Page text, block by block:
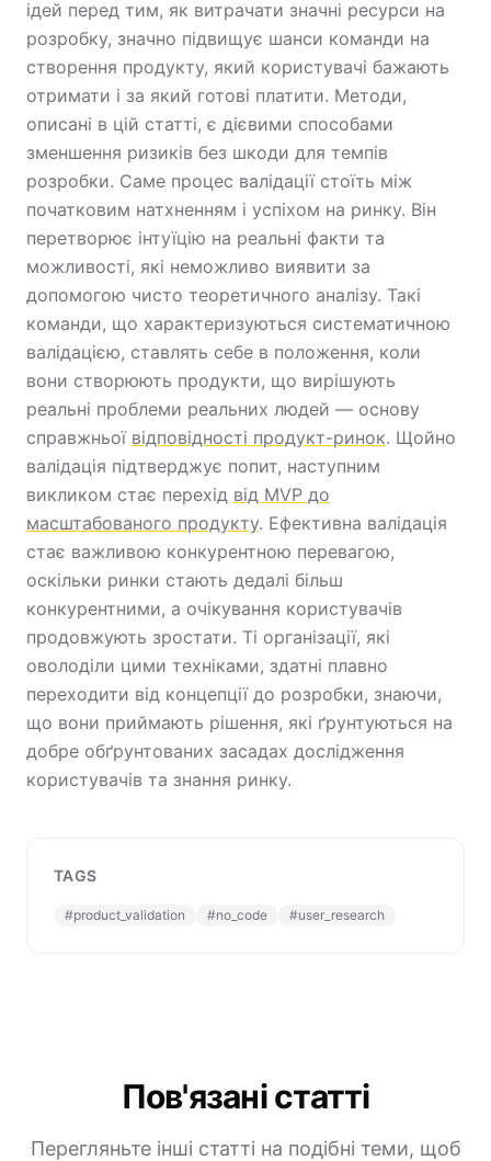
ідей перед тим, як витрачати значні ресурси на
розробку, значно підвищує шанси команди на
створення продукту, який користувачі бажають
отримати і за який готові платити. Методи,
описані в цій статті, є дієвими способами
зменшення ризиків без шкоди для темпів
розробки. Саме процес валідації стоїть між
початковим натхненням і успіхом на ринку. Він
перетворює інтуїцію на реальні факти та
можливості, які неможливо виявити за
допомогою чисто теоретичного аналізу. Такі
команди, що характеризуються систематичною
валідацією, ставлять себе в положення, коли
вони створюють продукти, що вирішують
реальні проблеми реальних людей — основу
справжньої відповідності продукт-ринок. Щойно
валідація підтверджує попит, наступним
викликом стає перехід від MVP до
масштабованого продукту. Ефективна валідація
стає важливою конкурентною перевагою,
оскільки ринки стають дедалі більш
конкурентними, а очікування користувачів
продовжують зростати. Ті організації, які
оволоділи цими техніками, здатні плавно
переходити від концепції до розробки, знаючи,
що вони приймають рішення, які ґрунтуються на
добре обґрунтованих засадах дослідження
користувачів та знання ринку.
TAGS
#product_validation #no_code #user_research
Пов'язані статті
Перегляньте інші статті на подібні теми, щоб